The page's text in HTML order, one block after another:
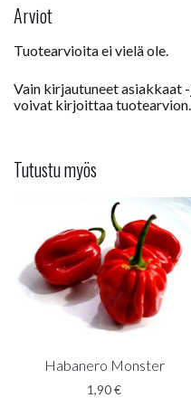
Arviot
Tuotearvioita ei vielä ole.
Vain kirjautuneet asiakkaat
voivat kirjoittaa tuotearvion.
Tutustu myös
Habanero Monster
1,90€